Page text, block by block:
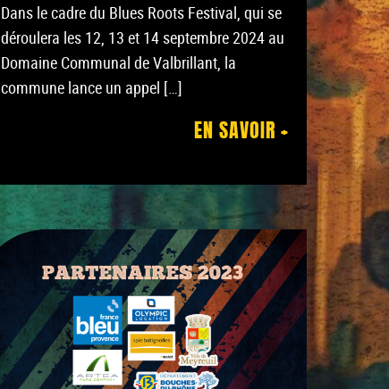
Dans le cadre du Blues Roots Festival, qui se
déroulera les 12, 13 et 14 septembre 2024 au
Domaine Communal de Valbrillant, la
commune lance un appel […]
EN SAVOIR +